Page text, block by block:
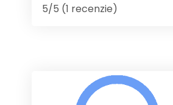
5/5 (1 recenzie)